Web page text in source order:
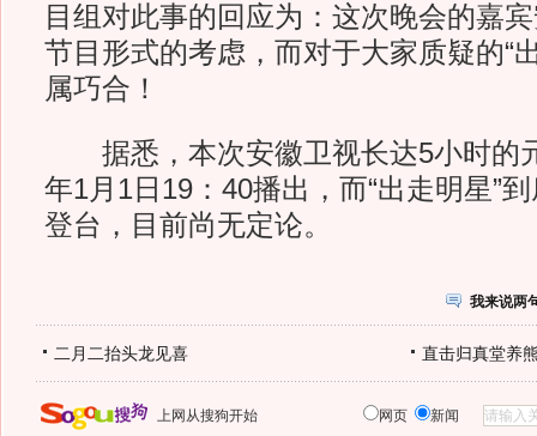
目组对此事的回应为：这次晚会的嘉
节目形式的考虑，而对于大家质疑的“
属巧合！
据悉，本次安徽卫视长达5小时的
年1月1日19：40播出，而“出走明星”
登台，目前尚无定论。
我来说两
二月二抬头龙见喜 直击归真堂养
上网从搜狗开始 网页 新闻